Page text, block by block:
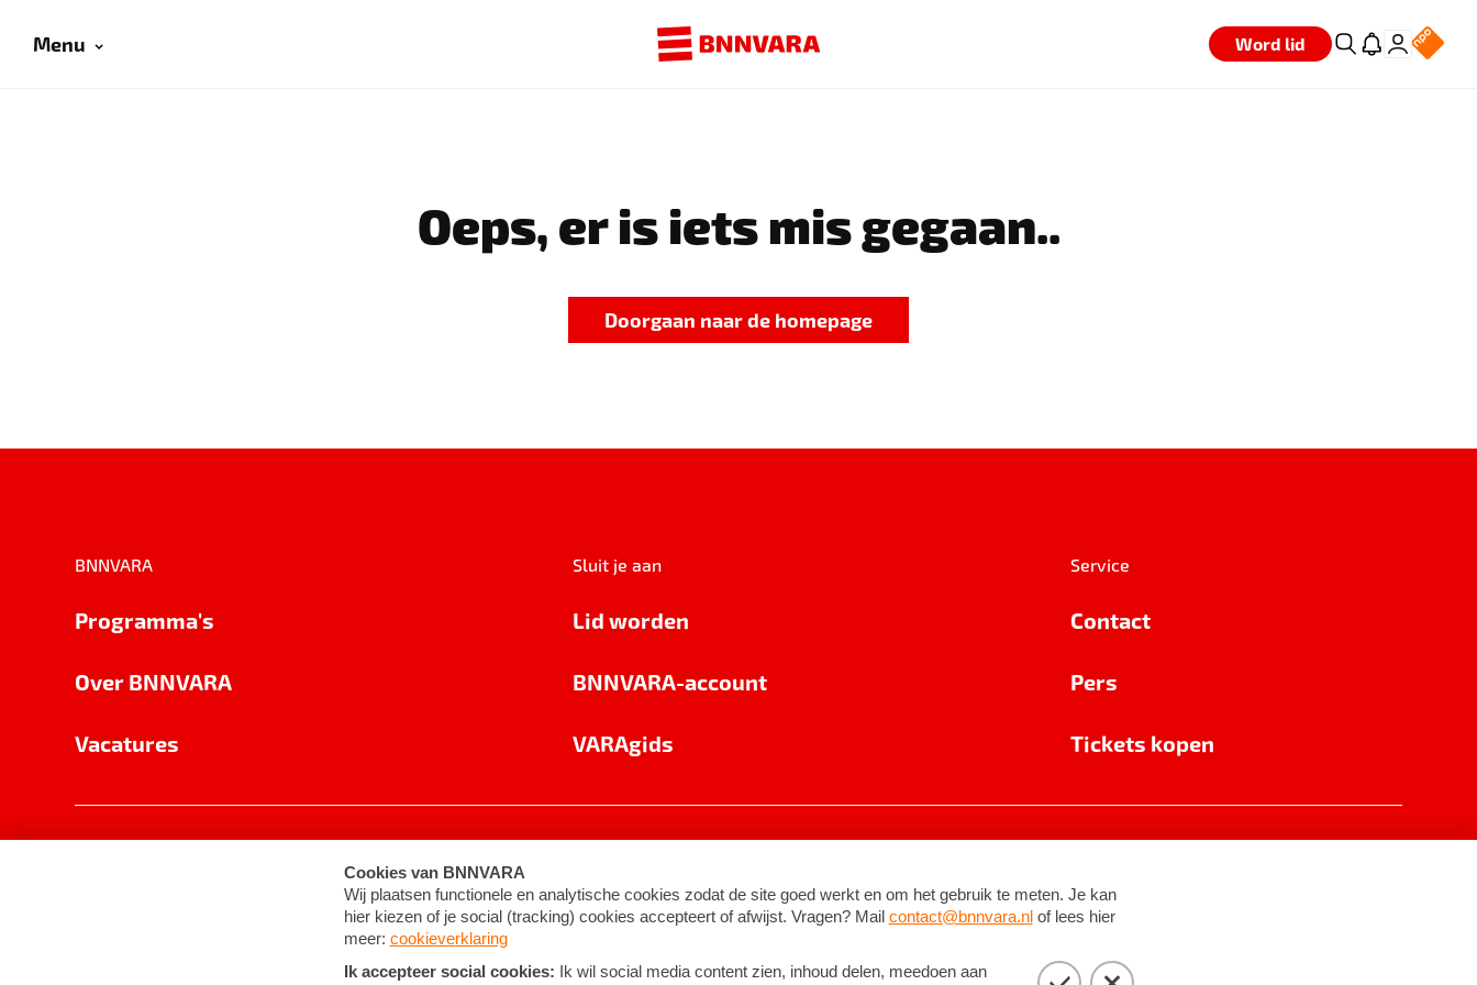
Menu Word lid
Oeps, er is iets mis gegaan..
Doorgaan naar de homepage
BNNVARA
Programma's
Over BNNVARA
Vacatures
Sluit je aan
Lid worden
BNNVARA-account
VARAgids
Service
Contact
Pers
Tickets kopen
Cookie-instellingen Algemene voorwaarden ©2026BNNVARA